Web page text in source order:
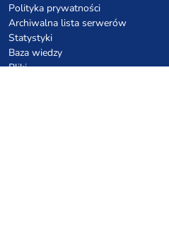
Polityka prywatności
Archiwalna lista serwerów
Statystyki
Baza wiedzy
Pliki